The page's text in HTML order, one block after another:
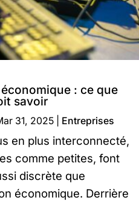
: ce que
savoir
31, 2025 Entreprises
en plus interconnecté,
comme petites, font
discrète que
économique. Derrière